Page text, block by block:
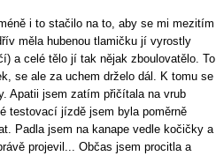
i to stačilo na to, aby se mi mezitím
měla hubenou tlamičku jí vyrostly
a celé tělo jí tak nějak zboulovatělo. To
se ale za uchem drželo dál. K tomu se
Apatii jsem zatím přičítala na vrub
testovací jízdě jsem byla poměrně
Padla jsem na kanape vedle kočičky a
projevil... Občas jsem procitla a